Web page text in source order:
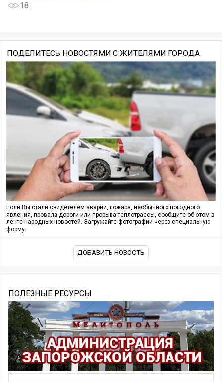
18
ПОДЕЛИТЕСЬ НОВОСТЯМИ С ЖИТЕЛЯМИ ГОРОДА
Если Вы стали свидетелем аварии, пожара, необычного погодного
явления, провала дороги или прорыва теплотрассы, сообщите об этом в
ленте народных новостей. Загружайте фотографии через специальную
форму.
ДОБАВИТЬ НОВОСТЬ
ПОЛЕЗНЫЕ РЕСУРСЫ